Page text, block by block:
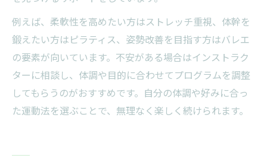
例えば、柔軟性を高めたい方はストレッチ重視、体幹を
鍛えたい方はピラティス、姿勢改善を目指す方はバレエ
の要素が向いています。不安がある場合はインストラク
ターに相談し、体調や目的に合わせてプログラムを調整
してもらうのがおすすめです。自分の体調や好みに合っ
た運動法を選ぶことで、無理なく楽しく続けられます。